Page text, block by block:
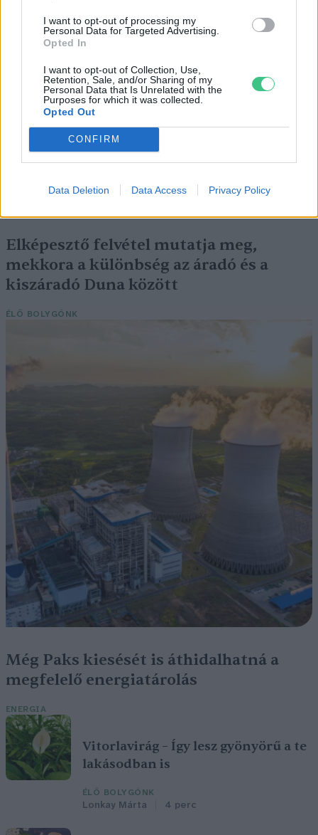
I want to opt-out of processing my
Personal Data for Targeted Advertising.
Opted In
I want to opt-out of Collection, Use,
Retention, Sale, and/or Sharing of my
Personal Data that Is Unrelated with the
Purposes for which it was collected.
Opted Out
CONFIRM
Data Deletion Data Access Privacy Policy
Négy éven belül valósággá válhatnak az
elektromos repülőjáratok Európában
KÖZLEKEDÉS
Történelmi aszály sújtja Nagy-
Elképesztő felvétel mutatja meg,
mekkora a különbség az áradó és a
kiszáradó Duna között
ÉLŐ BOLYGÓNK
Még Paks kiesését is áthidalhatná a
megfelelő energiatárolás
ENERGIA
Vitorlavirág – Így lesz gyönyörű a te
lakásodban is
ÉLŐ BOLYGÓNK
Lonkay Márta 4 perc